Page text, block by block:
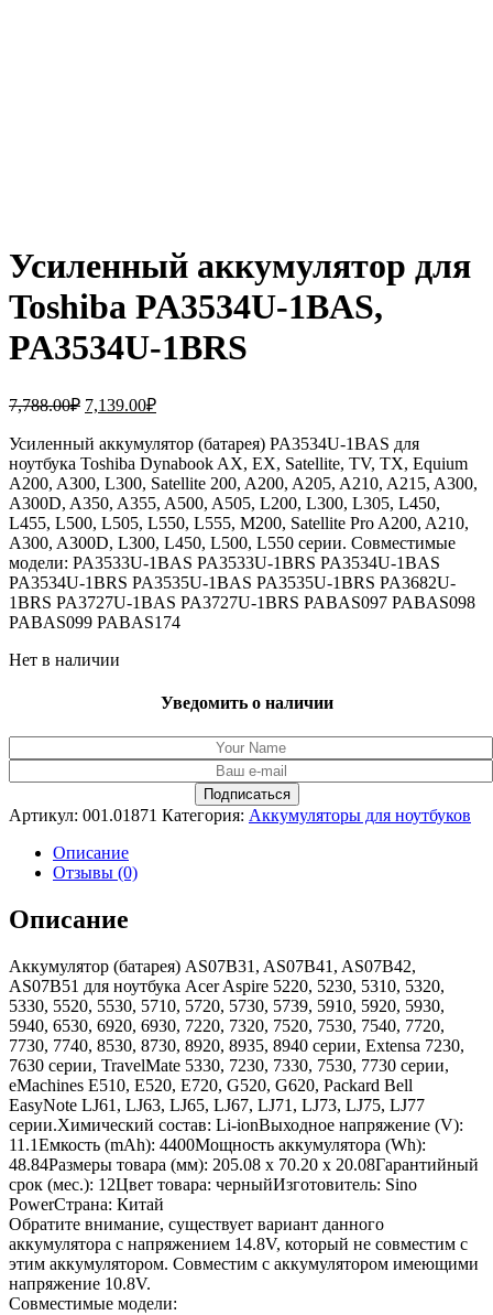
Усиленный аккумулятор для
Toshiba PA3534U-1BAS,
PA3534U-1BRS
7,788.00₽ Первоначальная
составляла
7,788.00₽.
7,139.00₽Текущая
7,139.00₽.
Усиленный аккумулятор (батарея) PA3534U-1BAS для
ноутбука Toshiba Dynabook AX, EX, Satellite, TV, TX, Equium
A200, A300, L300, Satellite 200, A200, A205, A210, A215, A300,
A300D, A350, A355, A500, A505, L200, L300, L305, L450,
L455, L500, L505, L550, L555, M200, Satellite Pro A200, A210,
A300, A300D, L300, L450, L500, L550 серии. Совместимые
модели: PA3533U-1BAS PA3533U-1BRS PA3534U-1BAS
PA3534U-1BRS PA3535U-1BAS PA3535U-1BRS PA3682U-
1BRS PA3727U-1BAS PA3727U-1BRS PABAS097 PABAS098
PABAS099 PABAS174
Нет в наличии
Уведомить о наличии
Артикул: 001.01871 Категория: Аккумуляторы для ноутбуков
Описание
Отзывы (0)
Описание
Аккумулятор (батарея) AS07B31, AS07B41, AS07B42,
AS07B51 для ноутбука Acer Aspire 5220, 5230, 5310, 5320,
5330, 5520, 5530, 5710, 5720, 5730, 5739, 5910, 5920, 5930,
5940, 6530, 6920, 6930, 7220, 7320, 7520, 7530, 7540, 7720,
7730, 7740, 8530, 8730, 8920, 8935, 8940 серии, Extensa 7230,
7630 серии, TravelMate 5330, 7230, 7330, 7530, 7730 серии,
eMachines E510, E520, E720, G520, G620, Packard Bell
EasyNote LJ61, LJ63, LJ65, LJ67, LJ71, LJ73, LJ75, LJ77
серии.Химический состав: Li-ionВыходное напряжение (V):
11.1Емкость (mAh): 4400Мощность аккумулятора (Wh):
48.84Размеры товара (мм): 205.08 x 70.20 x 20.08Гарантийный
срок (мес.): 12Цвет товара: черныйИзготовитель: Sino
PowerСтрана: Китай
Обратите внимание, существует вариант данного
аккумулятора с напряжением 14.8V, который не совместим с
этим аккумулятором. Совместим с аккумулятором имеющими
напряжение 10.8V.
Совместимые модели: